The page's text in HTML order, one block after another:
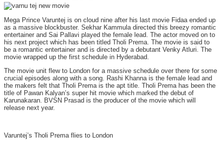
Mega Prince Varuntej is on cloud nine after his last movie Fidaa ended up
as a massive blockbuster. Sekhar Kammula directed this breezy romantic
entertainer and Sai Pallavi played the female lead. The actor moved on to
his next project which has been titled Tholi Prema. The movie is said to
be a romantic entertainer and is directed by a debutant Venky Atluri. The
movie wrapped up the first schedule in Hyderabad.
The movie unit flew to London for a massive schedule over there for some
crucial episodes along with a song. Rashi Khanna is the female lead and
the makers felt that Tholi Prema is the apt title. Tholi Prema has been the
title of Pawan Kalyan’s super hit movie which marked the debut of
Karunakaran. BVSN Prasad is the producer of the movie which will
release next year.
Varuntej’s Tholi Prema flies to London